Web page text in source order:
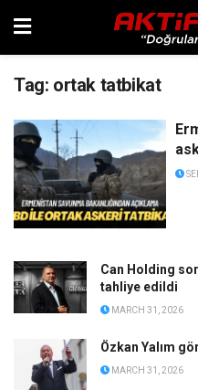
Tag: ortak tatbikat
Can Holding
tahliye edildi
MARCH 31, 2026
Özkan Yalım
MARCH 31, 2026